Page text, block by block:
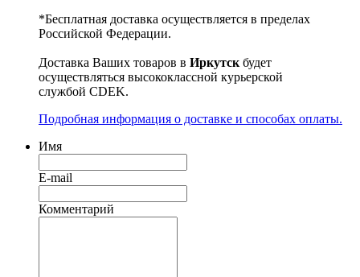
*Бесплатная доставка осуществляется в пределах
Российской Федерации.
Доставка Ваших товаров в Иркутскбудет
осуществляться высококлассной курьерской
службой CDEK.
Подробная информация о доставке и способах оплаты.
Имя
E-mail
Комментарий